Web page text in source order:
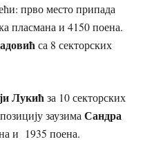
прво место припада
пласмана и 4150 поена.
са 8 секторских
Лукићза 10 секторских
заузима Сандра
и 1935 поена.